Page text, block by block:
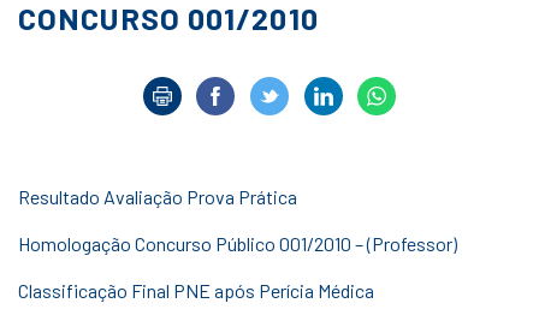
CONCURSO 001/2010
Resultado Avaliação Prova Prática
Homologação Concurso Público 001/2010 – (Professor)
Classificação Final PNE após Perícia Médica